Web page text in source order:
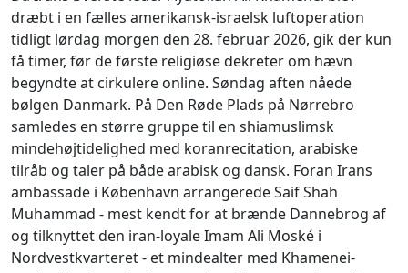
dræbt i en fælles amerikansk-israelsk luftoperation
tidligt lørdag morgen den 28. februar 2026, gik der kun
få timer, før de første religiøse dekreter om hævn
begyndte at cirkulere online. Søndag aften nåede
bølgen Danmark. På Den Røde Plads på Nørrebro
samledes en større gruppe til en shiamuslimsk
mindehøjtidelighed med koranrecitation, arabiske
tilråb og taler på både arabisk og dansk. Foran Irans
ambassade i København arrangerede Saif Shah
Muhammad - mest kendt for at brænde Dannebrog af
og tilknyttet den iran-loyale Imam Ali Moské i
Nordvestkvarteret - et mindealter med Khamenei-